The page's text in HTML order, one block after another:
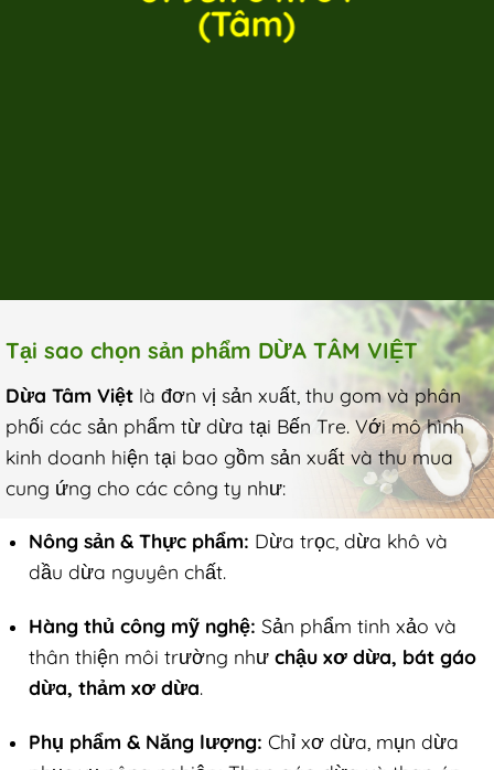
(Tâm)
Tại sao chọn sản phẩm DỪA TÂM VIỆT
Dừa Tâm Việt là đơn vị sản xuất, thu gom và phân
phối các sản phẩm từ dừa tại Bến Tre. Với mô hình
kinh doanh hiện tại bao gồm sản xuất và thu mua
cung ứng cho các công ty như:
Nông sản & Thực phẩm: Dừa trọc, dừa khô và
dầu dừa nguyên chất.
Hàng thủ công mỹ nghệ: Sản phẩm tinh xảo và
thân thiện môi trường như chậu xơ dừa, bát gáo
dừa, thảm xơ dừa.
Phụ phẩm & Năng lượng: Chỉ xơ dừa, mụn dừa